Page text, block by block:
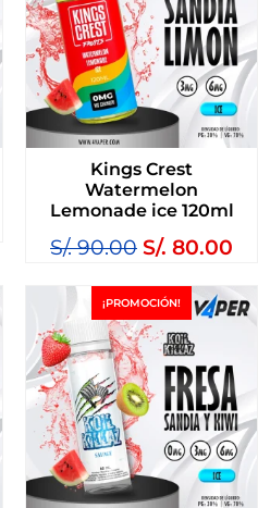
Kings Crest
Watermelon
Lemonade ice 120ml
S/.90.00 S/. 80.00
¡PROMOCIÓN!